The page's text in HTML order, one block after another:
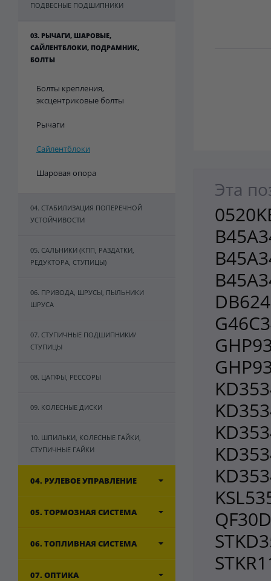
ПОДВЕСНЫЕ ПОДШИПНИКИ
03. РЫЧАГИ, ШАРОВЫЕ,
САЙЛЕНТБЛОКИ, ПОДРАМНИК,
БОЛТЫ
Болты крепления,
эксцентриковые болты
Рычаги
Сайлентблоки
Шаровая опора
04. СТАБИЛИЗАЦИЯ ПОПЕРЕЧНОЙ
УСТОЙЧИВОСТИ
05. САЛЬНИКИ (КПП, РАЗДАТКИ,
РЕДУКТОРА, СТУПИЦЫ)
06. ПРИВОДА, ШРУСЫ, ПЫЛЬНИКИ
ШРУСА
07. СТУПИЧНЫЕ ПОДШИПНИКИ/
СТУПИЦЫ
08. ЦАПФЫ, РЕССОРЫ
09. КОЛЕСНЫЕ ДИСКИ
10. ШПИЛЬКИ, КОЛЕСНЫЕ ГАЙКИ,
СТУПИЧНЫЕ ГАЙКИ
04. РУЛЕВОЕ УПРАВЛЕНИЕ
05. ТОРМОЗНАЯ СИСТЕМА
06. ТОПЛИВНАЯ СИСТЕМА
07. ОПТИКА
Эта